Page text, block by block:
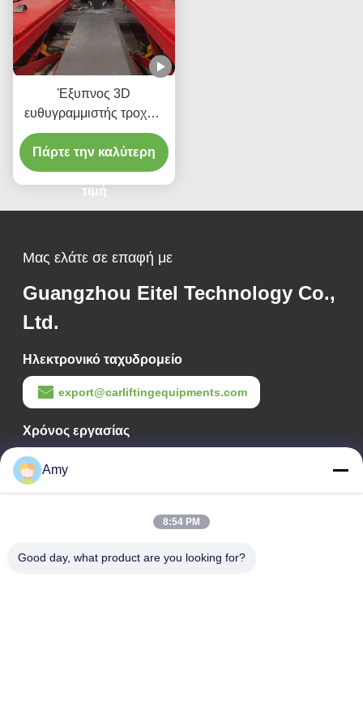
Έξυπνος 3D
ευθυγραμμιστής τροχών
X6 Διπλές οθόνες
Παρακολούθηση σε
πραγματικό χρόνο και 3D
απεικόνιση υψηλής
ακρίβειας για τέλεια
Πάρτε την καλύτερη
τιμή
Μας ελάτε σε επαφή με
Guangzhou Eitel Technology Co.,
Ltd.
Ηλεκτρονικό ταχυδρομείο
export@carliftingequipments.com
Χρόνος εργασίας
09:00-18:00
Η διεύθυνσή μας
Amy
8:54 PM
Good day, what product are you looking for?